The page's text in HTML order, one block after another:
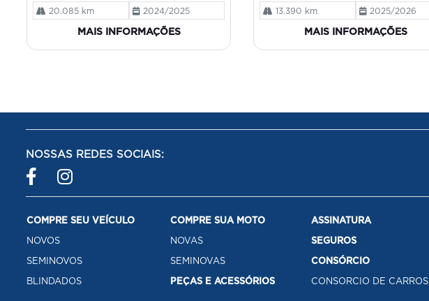
20.085 km 2024/2025
MAIS INFORMAÇÕES
13.390 km 2025/2026
MAIS INFORMAÇÕES
NOSSAS REDES SOCIAIS:
COMPRE SEU VEÍCULO
NOVOS
SEMINOVOS
BLINDADOS
COMPRE SUA MOTO
NOVAS
SEMINOVAS
PEÇAS E ACESSÓRIOS
ASSINATURA
SEGUROS
CONSÓRCIO
CONSORCIO DE CARROS